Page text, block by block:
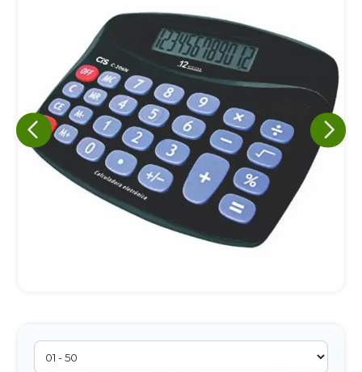
Eu concordo em receber comunicações.
A nossa empresa está comprometida a proteger e respeitar
sua privacidade, utilizaremos seus dados apenas para fins
de marketing. Você pode alterar suas preferências a
qualquer momento.
Iniciar conversa